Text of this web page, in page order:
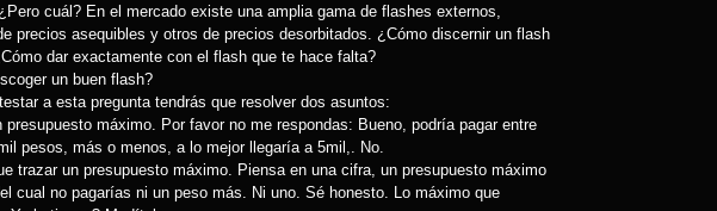
cuál? En el mercado existe una amplia gama de flashes externos,
precios asequibles y otros de precios desorbitados. ¿Cómo discernir un flash
dar exactamente con el flash que te hace falta?
un buen flash?
a esta pregunta tendrás que resolver dos asuntos:
presupuesto máximo. Por favor no me respondas: Bueno, podría pagar entre
pesos, más o menos, a lo mejor llegaría a 5mil,. No.
trazar un presupuesto máximo. Piensa en una cifra, un presupuesto máximo
cual no pagarías ni un peso más. Ni uno. Sé honesto. Lo máximo que